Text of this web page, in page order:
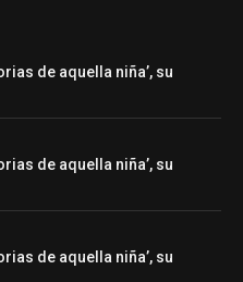
de aquella niña’, su
de aquella niña’, su
de aquella niña’, su